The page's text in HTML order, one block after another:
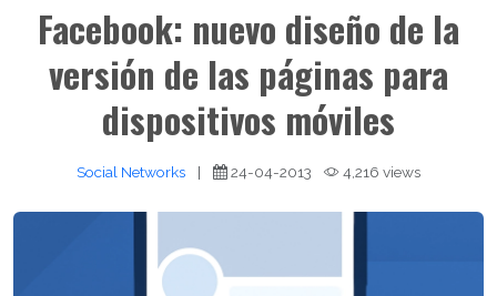
Facebook: nuevo diseño de la
versión de las páginas para
dispositivos móviles
Social Networks | 24-04-2013 4,216 views